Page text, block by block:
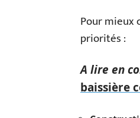
Pour mieux
priorités :
A lire en
baissière